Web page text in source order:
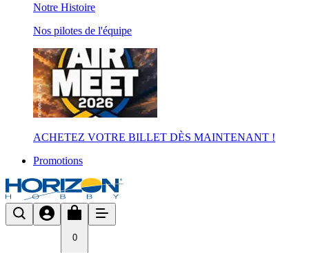
Notre Histoire
Nos pilotes de l'équipe
ACHETEZ VOTRE BILLET DÈS MAINTENANT !
Promotions
0